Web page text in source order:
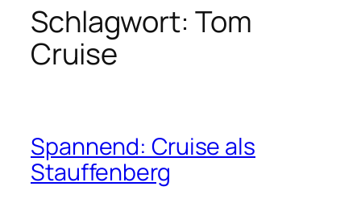
Schlagwort: Tom
Cruise
Spannend: Cruise als
Stauffenberg